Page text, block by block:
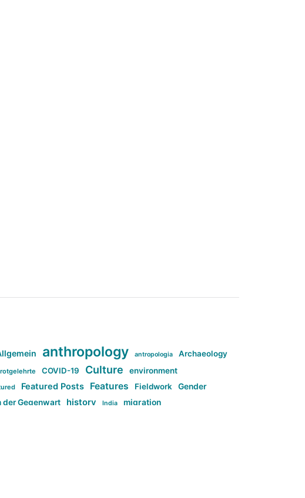
anthropology antropologia Archaeology
COVID-19 Culture environment
Featured Posts Features Fieldwork Gender
der Gegenwart history India migration